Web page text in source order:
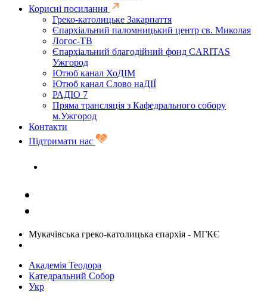
Корисні посилання
Греко-католицьке Закарпаття
Єпархіальний паломницький центр св. Миколая
Логос-ТВ
Єпархіальний благодійний фонд CARITAS
Ужгород
Ютюб канал ХоДІМ
Ютюб канал Слово наДІЇ
РАДІО 7
Пряма трансляція з Кафедрального собору
м.Ужгород
Контакти
Підтримати нас
Мукачівська греко-католицька єпархія - МГКЄ
Академія Теодора
Катедральний Собор
Укр